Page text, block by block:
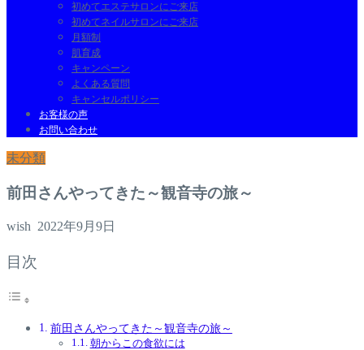
初めてエステサロンにご来店
初めてネイルサロンにご来店
月額制
肌育成
キャンペーン
よくある質問
キャンセルポリシー
お客様の声
お問い合わせ
未分類
前田さんやってきた～観音寺の旅～
wish 2022年9月9日
目次
前田さんやってきた～観音寺の旅～
朝からこの食欲には